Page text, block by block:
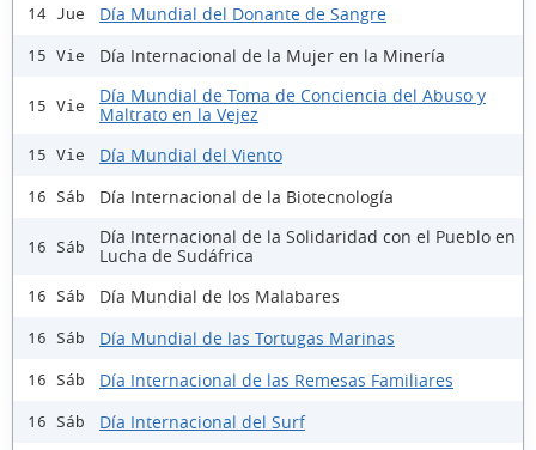
14 Jue Día Mundial del Donante de Sangre
15 Vie Día Internacional de la Mujer en la Minería
15 Vie
Día Mundial de Toma de Conciencia del Abuso y
Maltrato en la Vejez
15 Vie Día Mundial del Viento
16 Sáb Día Internacional de la Biotecnología
16 Sáb
Día Internacional de la Solidaridad con el Pueblo en
Lucha de Sudáfrica
16 Sáb Día Mundial de los Malabares
16 Sáb Día Mundial de las Tortugas Marinas
16 Sáb Día Internacional de las Remesas Familiares
16 Sáb Día Internacional del Surf